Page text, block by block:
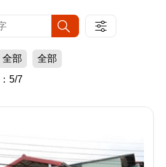
全部
全部
5/7